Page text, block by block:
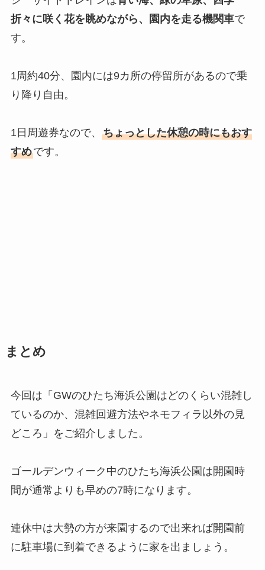
折々に咲く花を眺めながら、園内を走る機関車で
す。
1周約40分、園内には9カ所の停留所があるので乗
り降り自由。
1日周遊券なので、 ちょっとした休憩の時にもおす
すめです。
まとめ
今回は「GWのひたち海浜公園はどのくらい混雑し
ているのか、混雑回避方法やネモフィラ以外の見
どころ」をご紹介しました。
ゴールデンウィーク中のひたち海浜公園は開園時
間が通常よりも早めの7時になります。
連休中は大勢の方が来園するので出来れば開園前
に駐車場に到着できるように家を出ましょう。